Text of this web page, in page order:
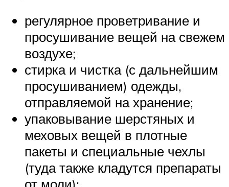
регулярное проветривание и
просушивание вещей на свежем
воздухе;
стирка и чистка (с дальнейшим
просушиванием) одежды,
отправляемой на хранение;
упаковывание шерстяных и
меховых вещей в плотные
пакеты и специальные чехлы
(туда также кладутся препараты